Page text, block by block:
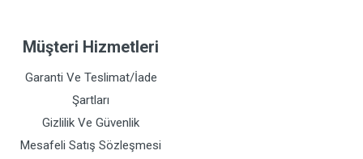
Müşteri Hizmetleri
Garanti Ve Teslimat/İade
Şartları
Gizlilik Ve Güvenlik
Mesafeli Satış Sözleşmesi